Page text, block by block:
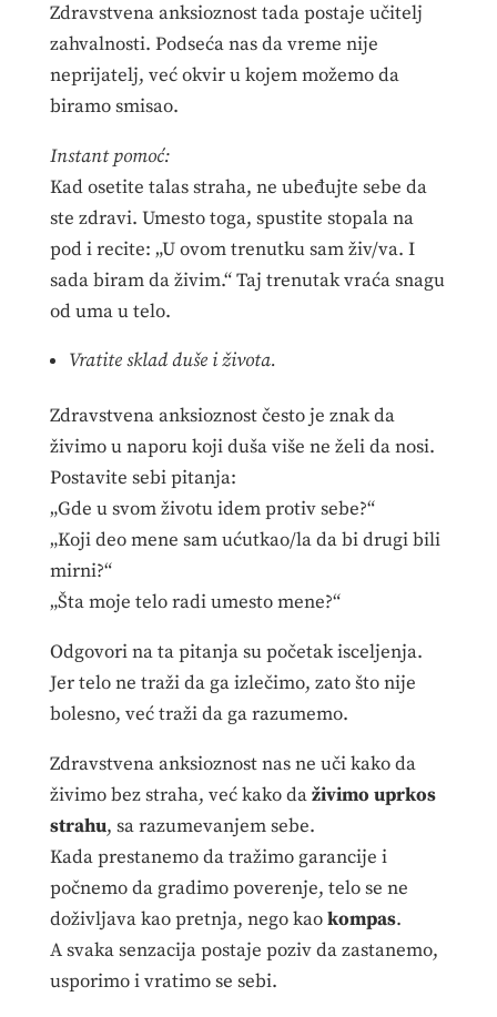
Zdravstvena anksioznost tada postaje učitelj
zahvalnosti. Podseća nas da vreme nije
neprijatelj, već okvir u kojem možemo da
biramo smisao.
Instant pomoć:
Kad osetite talas straha, ne ubeđujte sebe da
ste zdravi. Umesto toga, spustite stopala na
pod i recite: „U ovom trenutku sam živ/va. I
sada biram da živim.“ Taj trenutak vraća snagu
od uma u telo.
Vratite sklad duše i života.
Zdravstvena anksioznost često je znak da
živimo u naporu koji duša više ne želi da nosi.
Postavite sebi pitanja:
„Gde u svom životu idem protiv sebe?“
„Koji deo mene sam ućutkao/la da bi drugi bili
mirni?“
„Šta moje telo radi umesto mene?“
Odgovori na ta pitanja su početak isceljenja.
Jer telo ne traži da ga izlečimo, zato što nije
bolesno, već traži da ga razumemo.
Zdravstvena anksioznost nas ne uči kako da
živimo bez straha, već kako daživimo uprkos
strahu, sa razumevanjem sebe.
Kada prestanemo da tražimo garancije i
počnemo da gradimo poverenje, telo se ne
doživljava kao pretnja, nego kaokompas.
A svaka senzacija postaje poziv da zastanemo,
usporimo i vratimo se sebi.